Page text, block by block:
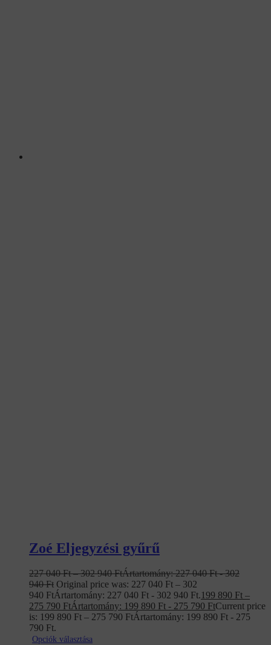
Zoé Eljegyzési gyűrű
227 040Ft – 302 940FtÁrtartomány: 227 040 Ft - 302
940 Ft Original price was: 227 040 Ft – 302
940 FtÁrtartomány: 227 040 Ft - 302 940 Ft.199 890 Ft –
275 790 FtÁrtartomány: 199 890 Ft - 275 790 FtCurrent price
is: 199 890 Ft – 275 790 FtÁrtartomány: 199 890 Ft - 275
790 Ft.
Opciók választása